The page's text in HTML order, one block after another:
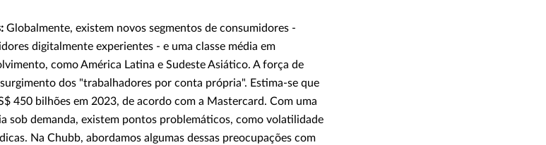
Globalmente, existem novos segmentos de consumidores -
digitalmente experientes - e uma classe média em
como América Latina e Sudeste Asiático. A força de
dos "trabalhadores por conta própria". Estima-se que
450 bilhões em 2023, de acordo com a Mastercard. Com uma
sob demanda, existem pontos problemáticos, como volatilidade
Na Chubb, abordamos algumas dessas preocupações com